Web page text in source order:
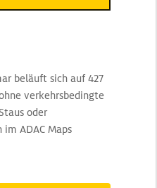
beläuft sich auf 427
verkehrsbedingte
oder
ADAC Maps